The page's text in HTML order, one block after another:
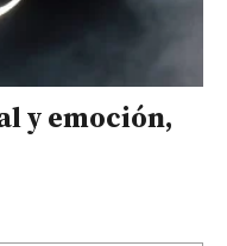
y emoción,